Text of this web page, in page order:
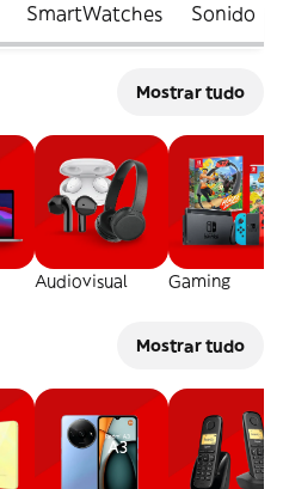
SmartWatches Sonido
Mostrar tudo
Audiovisual Gaming
Mostrar tudo